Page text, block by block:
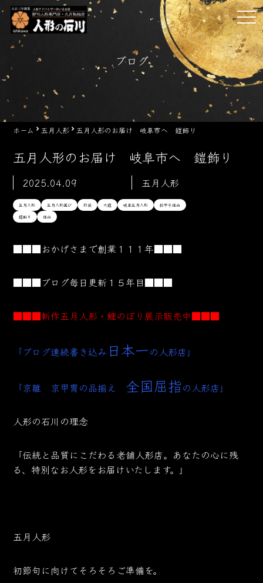
Skip
content
ブログ
ホーム 五月人形 五月人形のお届け 岐阜市へ 鎧飾り
五月人形のお届け 岐阜市へ 鎧飾り
2025.04.09 五月人形
五月人形 五月人形選び 初孫 大鎧 岐阜五月人形
鈴甲子雄山
鎧飾り
雄山
■■■おかげさまで創業１１１年■■■
■■■ブログ毎日更新１５年目■■■
■■■新作五月人形・鯉のぼり展示販売中■■■
「ブログ連続書き込み 日本一の人形店」
「京雛 京甲冑の品揃え 全国屈指の人形店」
人形の石川の理念
「伝統と品質にこだわる老舗人形店。あなたの心に残
る、特別なお人形をお届けいたします。」
五月人形
初節句に向けてそろそろご準備を。